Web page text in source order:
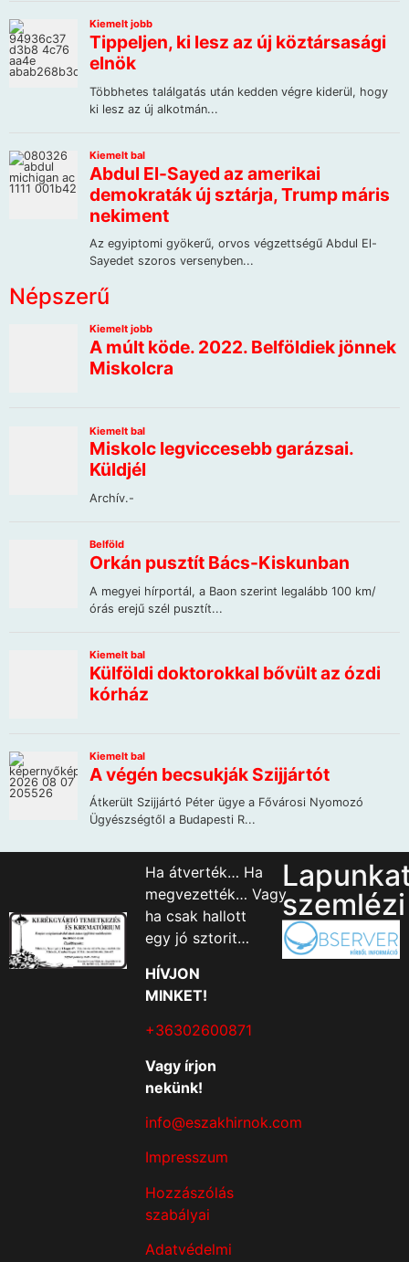
Népszerű
Ha átverték… Ha
megvezették… Vagy
ha csak hallott
egy jó sztorit…
HÍVJON
MINKET!
+36302600871
Vagy írjon
nekünk!
info@eszakhirnok.com
Impresszum
Hozzászólás
szabályai
Adatvédelmi
szemlézi